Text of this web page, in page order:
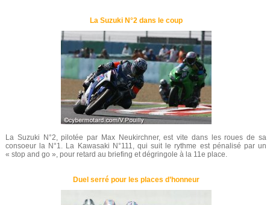
La Suzuki N°2 dans le coup
La Suzuki N°2, pilotée par Max Neukirchner, est vite dans les roues de sa
consoeur la N°1. La Kawasaki N°111, qui suit le rythme est pénalisé par un
« stop and go », pour retard au briefing et dégringole à la 11e place.
Duel serré pour les places d’honneur